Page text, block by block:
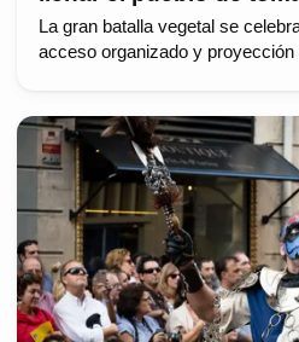
La gran batalla vegetal se
acceso organizado y proyección